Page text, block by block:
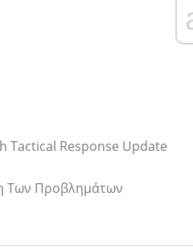
Tactical Response Update
Των Προβλημάτων